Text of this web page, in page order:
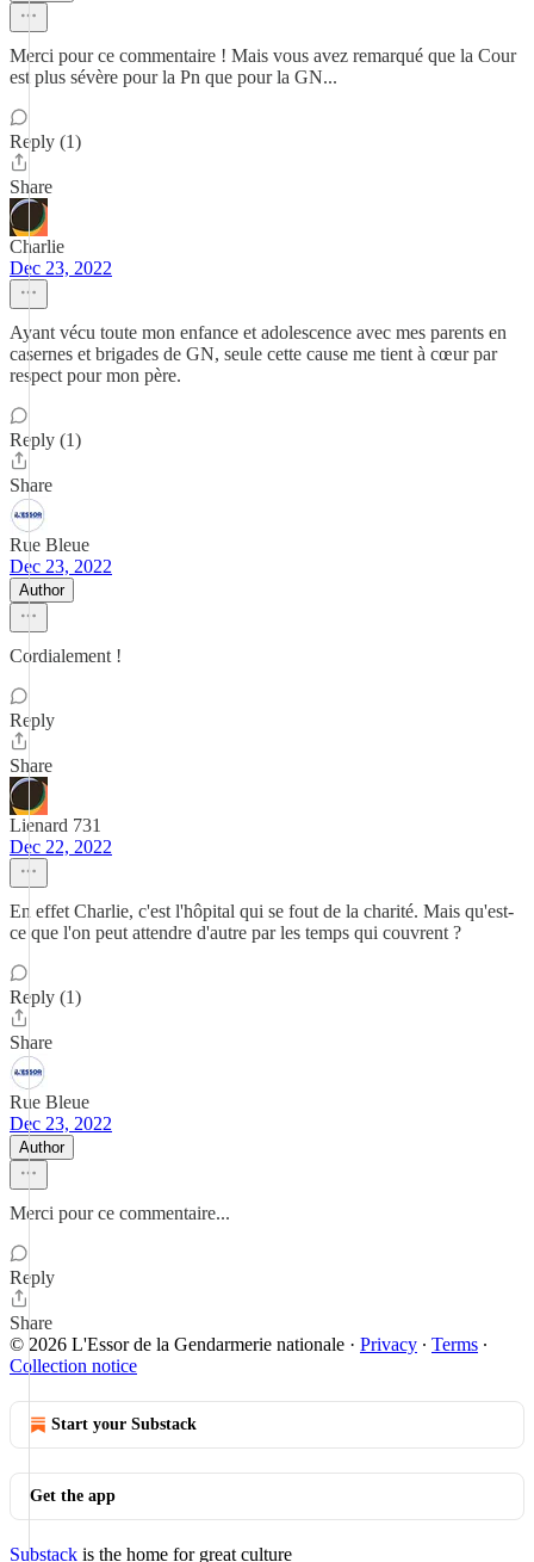
Merci pour ce commentaire ! Mais vous avez remarqué que la Cour
est plus sévère pour la Pn que pour la GN...
Reply (1)
Share
Charlie
Dec 23, 2022
Ayant vécu toute mon enfance et adolescence avec mes parents en
casernes et brigades de GN, seule cette cause me tient à cœur par
respect pour mon père.
Reply (1)
Share
Rue Bleue
Dec 23, 2022
Author
Cordialement !
Reply
Share
Lienard 731
Dec 22, 2022
En effet Charlie, c'est l'hôpital qui se fout de la charité. Mais qu'est-
ce que l'on peut attendre d'autre par les temps qui couvrent ?
Reply (1)
Share
Rue Bleue
Dec 23, 2022
Author
Merci pour ce commentaire...
Reply
Share
© 2026 L'Essor de la Gendarmerie nationale · Privacy ∙ Terms ∙
Collection notice
Start your Substack
Get the app
Substack is the home for great culture